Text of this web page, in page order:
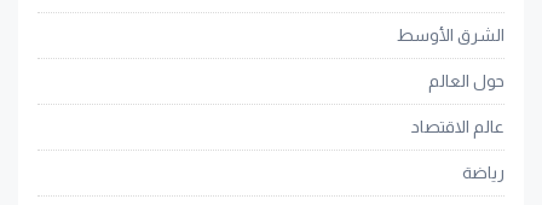
الشرق الأوسط
حول العالم
عالم الاقتصاد
رياضة